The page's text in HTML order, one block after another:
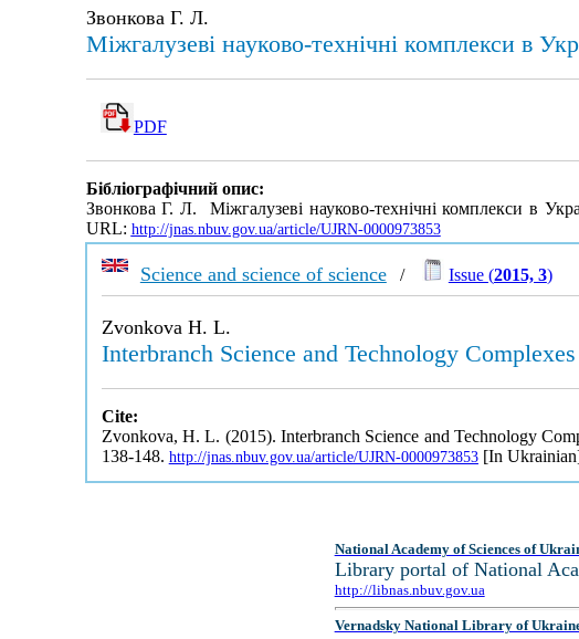
Звонкова Г. Л.
Міжгалузеві науково-технічні комплекси в
PDF
Бібліографічний опис:
Звонкова Г. Л. Міжгалузеві науково-технічні комплекси в
URL: http://jnas.nbuv.gov.ua/article/UJRN-0000973853
Science and science of science/ Issue (2015, 3)
Zvonkova H. L.
Interbranch Science and Technology
Cite:
Zvonkova, H. L. (2015). Interbranch Science and Technology
138-148. http://jnas.nbuv.gov.ua/article/UJRN-0000973853[In
National Academy of Sciences of
Library portal of National
http://libnas.nbuv.gov.ua
Vernadsky National Library of